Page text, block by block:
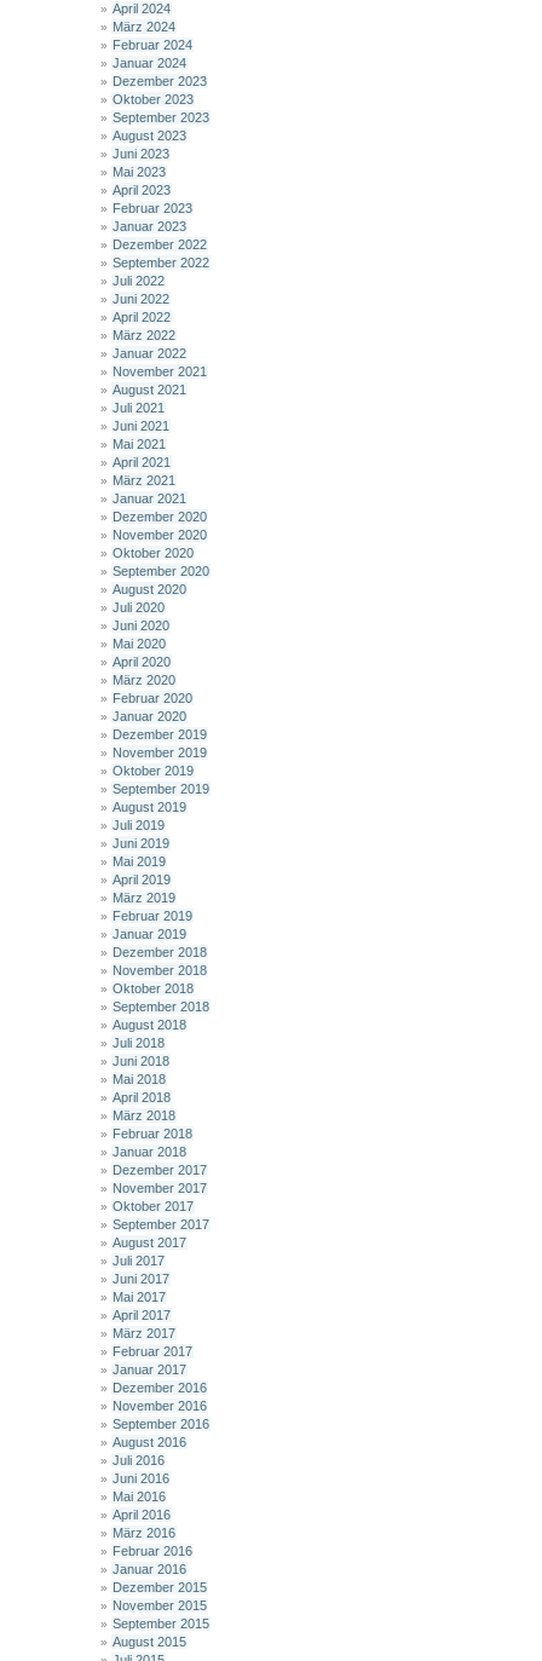
April 2024
März 2024
Februar 2024
Januar 2024
Dezember 2023
Oktober 2023
September 2023
August 2023
Juni 2023
Mai 2023
April 2023
Februar 2023
Januar 2023
Dezember 2022
September 2022
Juli 2022
Juni 2022
April 2022
März 2022
Januar 2022
November 2021
August 2021
Juli 2021
Juni 2021
Mai 2021
April 2021
März 2021
Januar 2021
Dezember 2020
November 2020
Oktober 2020
September 2020
August 2020
Juli 2020
Juni 2020
Mai 2020
April 2020
März 2020
Februar 2020
Januar 2020
Dezember 2019
November 2019
Oktober 2019
September 2019
August 2019
Juli 2019
Juni 2019
Mai 2019
April 2019
März 2019
Februar 2019
Januar 2019
Dezember 2018
November 2018
Oktober 2018
September 2018
August 2018
Juli 2018
Juni 2018
Mai 2018
April 2018
März 2018
Februar 2018
Januar 2018
Dezember 2017
November 2017
Oktober 2017
September 2017
August 2017
Juli 2017
Juni 2017
Mai 2017
April 2017
März 2017
Februar 2017
Januar 2017
Dezember 2016
November 2016
September 2016
August 2016
Juli 2016
Juni 2016
Mai 2016
April 2016
März 2016
Februar 2016
Januar 2016
Dezember 2015
November 2015
September 2015
August 2015